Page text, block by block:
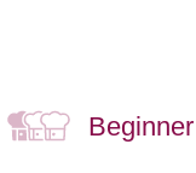
Beginner